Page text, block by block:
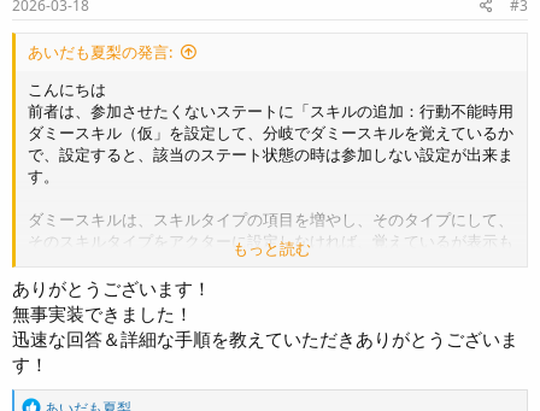
2026-03-18 #3
あいだも夏梨の発言:
こんにちは
前者は、参加させたくないステートに「スキルの追加：行動不能時用
ダミースキル（仮」を設定して、分岐でダミースキルを覚えているか
で、設定すると、該当のステート状態の時は参加しない設定が出来ま
す。
ダミースキルは、スキルタイプの項目を増やし、そのタイプにして、
そのスキルタイプをアクターに設定しなければ、覚えているが表示も
使用も出来ないスキルになります。
後者は、神無月サスケ様作の
「 戦闘行動の強制」の際、 残りの行動をリセットしない
ようにするプ
ラグイン。というMV用のプラグインを試してみましたが、MZでも機
能しました。
もっと読む
ありがとうございます！
無事実装できました！
迅速な回答＆詳細な手順を教えていただきありがとうございま
す！
R